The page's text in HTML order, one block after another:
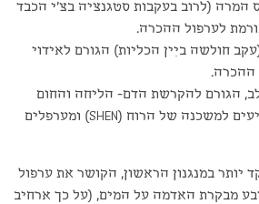
המרה (לרוב בעקבות סטגנציה בצ'י הכבד
לערפול ההכרה.
חולשה ביִין הכליות) הגורם לאידוי
ההכרה.
הגורם להקרשת הדם- הליחה והחום
מעצימים זו את זה, מפריעים למשכנה של הרוח (SHEN) ומערפלים
יותר במנגנון הראשון, הקושר את ערפול
מבקרת האדמה על המים, (על כך ארחיב